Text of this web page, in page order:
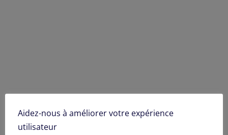
Aidez-nous à améliorer votre expérience
utilisateur